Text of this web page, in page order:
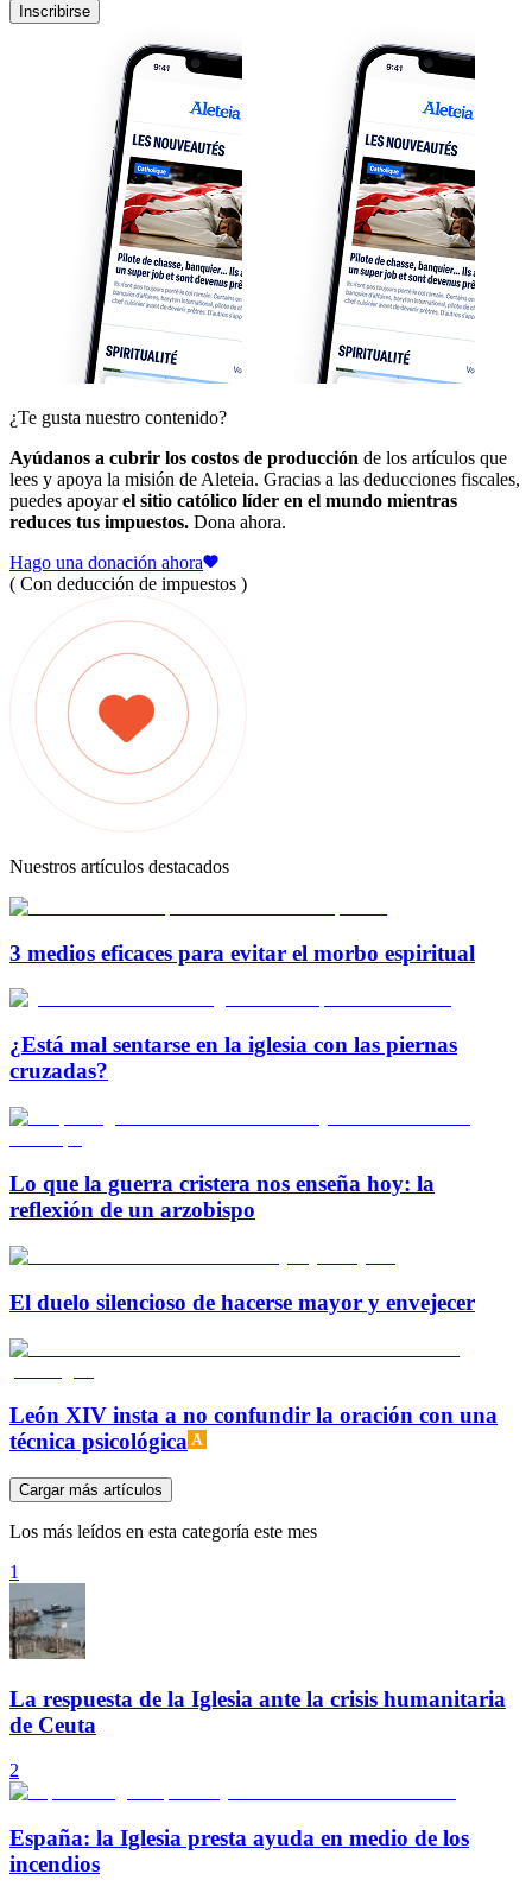
Inscribirse
¿Te gusta nuestro contenido?
Ayúdanos a cubrir los costos de producción de los artículos que
lees y apoya la misión de Aleteia. Gracias a las deducciones fiscales,
puedes apoyarel sitio católico líder en el mundo mientras
reduces tus impuestos. Dona ahora.
Hago una donación ahora
( Con deducción de impuestos )
Nuestros artículos destacados
3 medios eficaces para evitar el morbo espiritual
¿Está mal sentarse en la iglesia con las piernas
cruzadas?
Lo que la guerra cristera nos enseña hoy: la
reflexión de un arzobispo
El duelo silencioso de hacerse mayor y envejecer
León XIV insta a no confundir la oración con una
técnica psicológica
Cargar más artículos
Los más leídos en esta categoría este mes
1
La respuesta de la Iglesia ante la crisis humanitaria
de Ceuta
2
España: la Iglesia presta ayuda en medio de los
incendios